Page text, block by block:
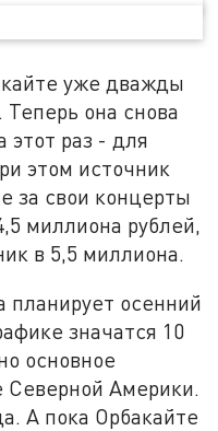
уже дважды
она снова
этот раз - для
этом источник
за свои концерты
миллиона рублей,
в 5,5 миллиона.
осенний
значатся 10
основное
Северной Америки.
А пока Орбакайте